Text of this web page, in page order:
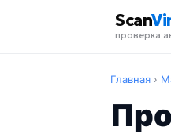
Scan
проверка
Главная ›